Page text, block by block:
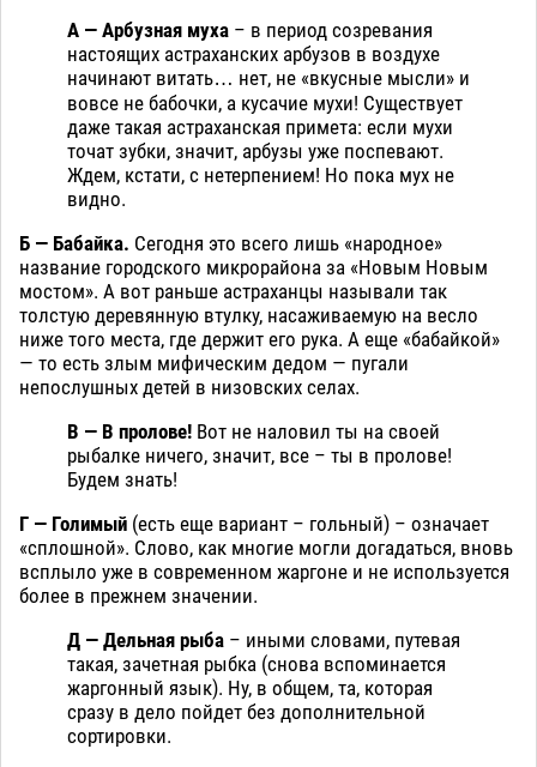
А — Арбузная муха – в период созревания
настоящих астраханских арбузов в воздухе
начинают витать… нет, не «вкусные мысли» и
вовсе не бабочки, а кусачие мухи! Существует
даже такая астраханская примета: если мухи
точат зубки, значит, арбузы уже поспевают.
Ждем, кстати, с нетерпением! Но пока мух не
видно.
Б — Бабайка. Сегодня это всего лишь «народное»
название городского микрорайона за «Новым Новым
мостом». А вот раньше астраханцы называли так
толстую деревянную втулку, насаживаемую на весло
ниже того места, где держит его рука. А еще «бабайкой»
— то есть злым мифическим дедом — пугали
непослушных детей в низовских селах.
В — В пролове! Вот не наловил ты на своей
рыбалке ничего, значит, все – ты в пролове!
Будем знать!
Г — Голимый (есть еще вариант – гольный) – означает
«сплошной». Слово, как многие могли догадаться, вновь
всплыло уже в современном жаргоне и не используется
более в прежнем значении.
Д — Дельная рыба – иными словами, путевая
такая, зачетная рыбка (снова вспоминается
жаргонный язык). Ну, в общем, та, которая
сразу в дело пойдет без дополнительной
сортировки.